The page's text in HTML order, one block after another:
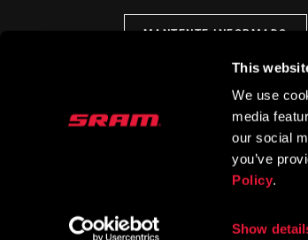
This
We use
media
our social
you’ve
Policy.
Show
MANTENTE INFORMADO